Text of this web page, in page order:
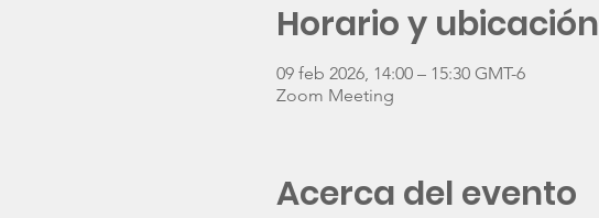
Horario y ubicación
09 feb 2026, 14:00 – 15:30 GMT-6
Zoom Meeting
Acerca del evento